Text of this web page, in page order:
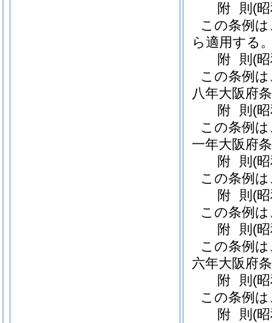
附 則 (
この条例
ら適用する
附 則 (
この条例
八年大阪府
附 則 (
この条例
一年大阪府
附 則 (
この条例
附 則 (
この条例
附 則 (
この条例
六年大阪府
附 則 (
この条例
附 則 (